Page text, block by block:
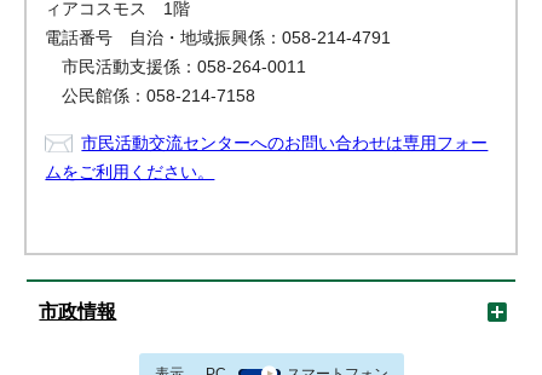
ィアコスモス 1階
電話番号 自治・地域振興係：058-214-4791
市民活動支援係：058-264-0011
公民館係：058-214-7158
市民活動交流センターへのお問い合わせは専用フォー
ムをご利用ください。
市政情報